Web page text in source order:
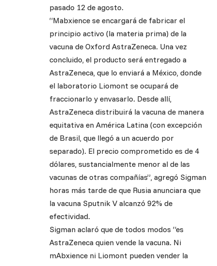
pasado 12 de agosto.
“Mabxience se encargará de fabricar el
principio activo (la materia prima) de la
vacuna de Oxford AstraZeneca. Una vez
concluido, el producto será entregado a
AstraZeneca, que lo enviará a México, donde
el laboratorio Liomont se ocupará de
fraccionarlo y envasarlo. Desde allí,
AstraZeneca distribuirá la vacuna de manera
equitativa en América Latina (con excepción
de Brasil, que llegó a un acuerdo por
separado). El precio comprometido es de 4
dólares, sustancialmente menor al de las
vacunas de otras compañías”, agregó Sigman
horas más tarde de que Rusia anunciara que
la vacuna Sputnik V alcanzó 92% de
efectividad.
Sigman aclaró que de todos modos “es
AstraZeneca quien vende la vacuna. Ni
mAbxience ni Liomont pueden vender la